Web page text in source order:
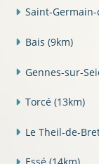
Saint-
Bais (9km)
Gennes-sur-
Torcé (13km)
Le Theil-de-